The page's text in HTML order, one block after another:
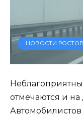
НОВОСТИ
отмечаются и на